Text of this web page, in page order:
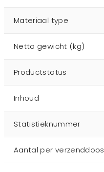
Materiaal type
Netto gewicht (kg)
Productstatus
Inhoud
Statistieknummer
Aantal per verzenddoos